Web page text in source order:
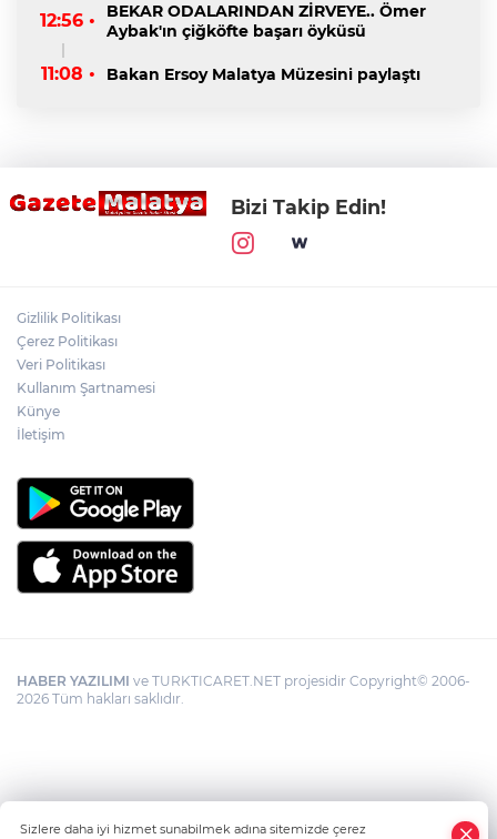
12:56 •
BEKAR ODALARINDAN ZİRVEYE.. Ömer
Aybak'ın çiğköfte başarı öyküsü
11:08 • Bakan Ersoy Malatya Müzesini paylaştı
Bizi Takip Edin!
Gizlilik Politikası
Çerez Politikası
Veri Politikası
Kullanım Şartnamesi
Künye
İletişim
HABER YAZILIMI ve TURKTICARET.NET projesidir Copyright© 2006-
2026 Tüm hakları saklıdır.
Sizlere daha iyi hizmet sunabilmek adına sitemizde çerez